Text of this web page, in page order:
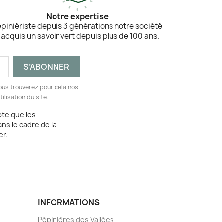
Notre expertise
depuis 3 générations notre société
acquis un savoir vert depuis plus de 100 ans.
trouverez pour cela nos
du site.
que les
le cadre de la
INFORMATIONS
Pépinières des Vallées